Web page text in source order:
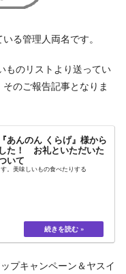
る管理人両名です。
ものリストより送ってい
のご報告記事となりま
あんのん くらげ』様から
た！ お礼といただいた
いて
。美味しいもの食べたりする
プキャンペーン＆ヤスイ